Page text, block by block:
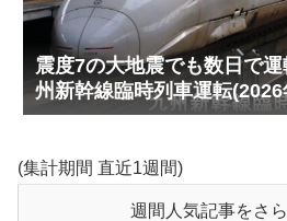
震度7の大地震でも数日で
州新幹線臨時列車運転
(集計期間 直近1週間)
週間人気記事をさ